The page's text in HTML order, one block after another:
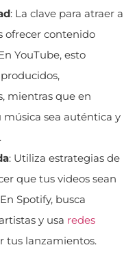
: La clave para atraer a
ofrecer contenido
YouTube, esto
mientras que en
música sea auténtica y
: Utiliza estrategias de
que tus videos sean
Spotify, busca
y usa redes
tus lanzamientos.